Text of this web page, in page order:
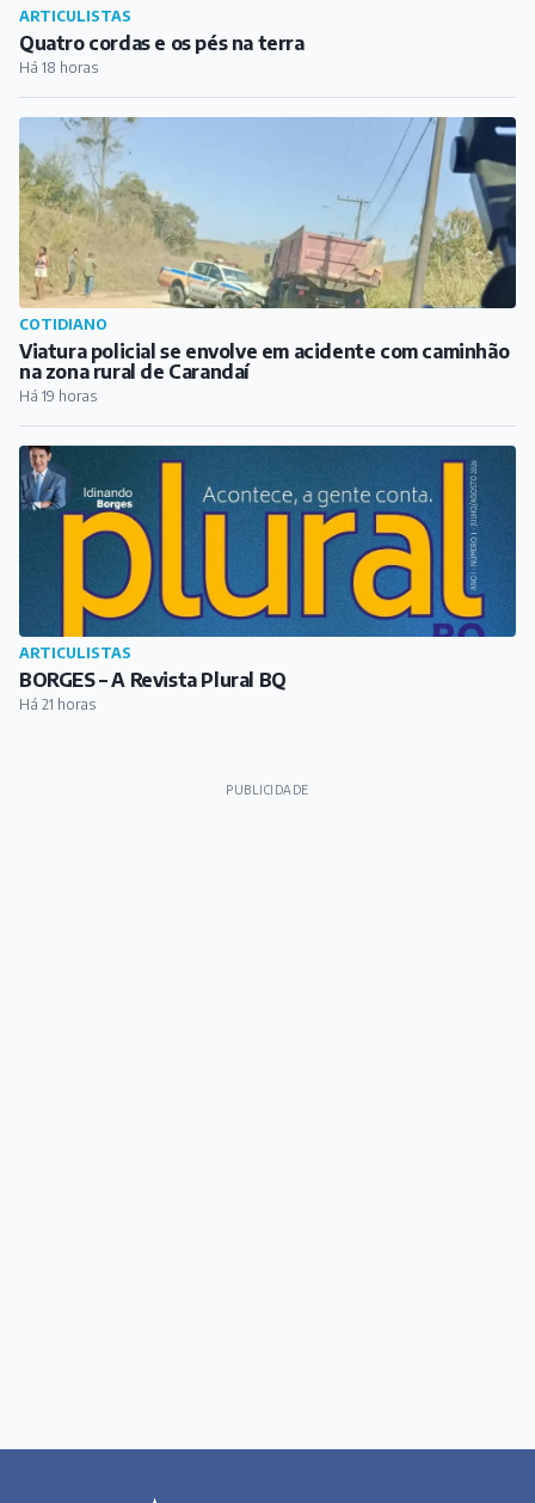
ARTICULISTAS
Quatro cordas e os pés na terra
Há 18 horas
COTIDIANO
Viatura policial se envolve em acidente com caminhão
na zona rural de Carandaí
Há 19 horas
ARTICULISTAS
BORGES – A Revista Plural BQ
Há 21 horas
PUBLICIDADE